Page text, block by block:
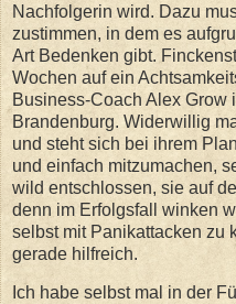
Nachfolgerin wird. Dazu
zustimmen, in dem es
Art Bedenken gibt.
Wochen auf ein
Business-Coach Alex
Brandenburg. Widerwillig
und steht sich bei ihrem
und einfach mitzumachen,
wild entschlossen, sie auf
denn im Erfolgsfall winken
selbst mit Panikattacken zu
gerade hilfreich.
Ich habe selbst mal in der